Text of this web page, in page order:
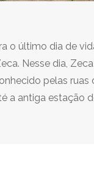
o último dia de
Nesse dia,
pelas ruas
a antiga estação